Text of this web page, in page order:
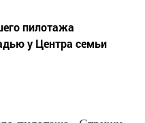
пилотажа
у Центра семьи